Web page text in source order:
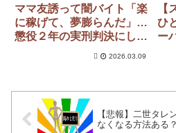
ママ友誘って闇バイト「楽
に稼げて、夢膨らんだ」…
懲役２年の実刑判決にしば
2026.03.09
【
ひ
ー
【悲報】二世タレ
なくなる方法ある